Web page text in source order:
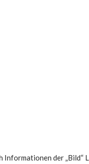
Informationen der „Bild“